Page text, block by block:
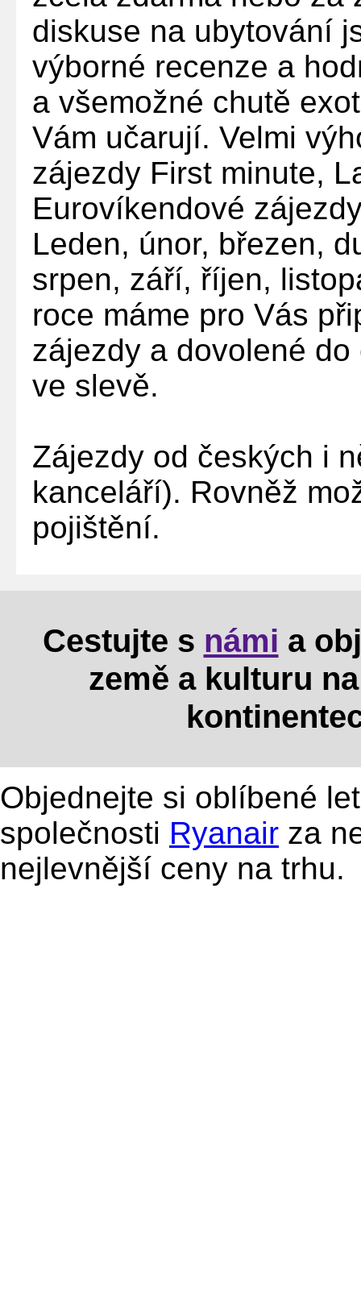
diskuse na ubytování
výborné recenze a
a všemožné chutě
Vám učarují. Velmi
zájezdy First minute,
Eurovíkendové
Leden, únor, březen,
srpen, září, říjen,
roce máme pro Vás
zájezdy a dovolené
ve slevě.
Zájezdy od českých i
kanceláří). Rovněž
pojištění.
Cestujte s námi a
země a kulturu
Objednejte si oblíbené
společnosti Ryanair za
nejlevnější ceny na trhu.